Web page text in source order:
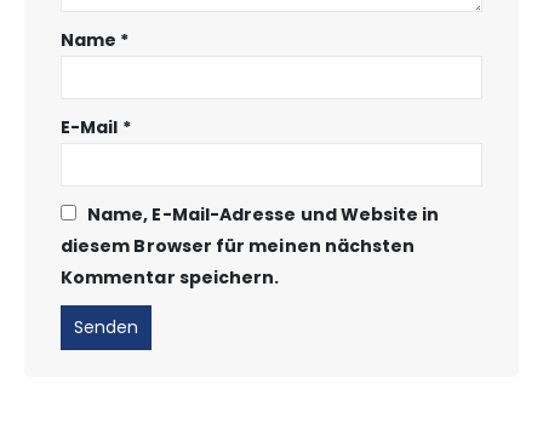
Name *
E-Mail *
Name, E-Mail-Adresse und Website in
diesem Browser für meinen nächsten
Kommentar speichern.